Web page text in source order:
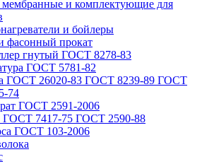
мембранные и комплектующие для
и бойлеры
фасонный прокат
гнутый ГОСТ 8278-83
ГОСТ 5781-82
ГОСТ 26020-83 ГОСТ 8239-89 ГОСТ
74
ГОСТ 2591-2006
ГОСТ 7417-75 ГОСТ 2590-88
ГОСТ 103-2006